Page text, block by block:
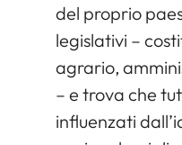
del proprio
legislativi –
agrario,
– e trova che
influenzati